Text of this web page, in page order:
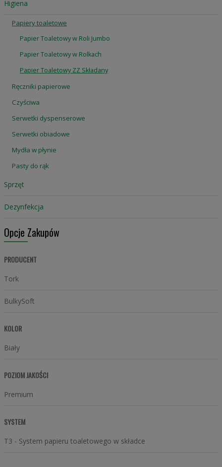
Higiena
Papiery toaletowe
Papier Toaletowy w Roli Jumbo
Papier Toaletowy w Rolkach
Papier Toaletowy ZZ Składany
Ręczniki papierowe
Czyściwa
Serwetki dyspenserowe
Serwetki obiadowe
Mydła w płynie
Pasty do rąk
Sprzęt
Dezynfekcja
Opcje Zakupów
PRODUCENT
Tork
BulkySoft
KOLOR
Biały
POZIOM JAKOŚCI
Premium
SYSTEM
T3 - System papieru toaletowego w składce